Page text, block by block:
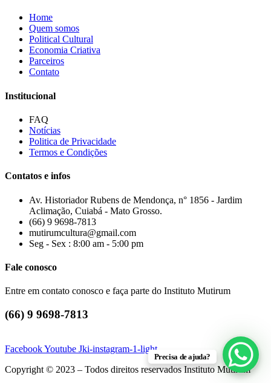
Home
Quem somos
Political Cultural
Economia Criativa
Parceiros
Contato
Institucional
FAQ
Notícias
Politica de Privacidade
Termos e Condições
Contatos e infos
Av. Historiador Rubens de Mendonça, n° 1856 - Jardim
Aclimação, Cuiabá - Mato Grosso.
(66) 9 9698-7813
mutirumcultura@gmail.com
Seg - Sex : 8:00 am - 5:00 pm
Fale conosco
Entre em contato conosco e faça parte do Instituto Mutirum
(66) 9 9698-7813
FacebookYoutube Jki-instagram-1-light
Copyright © 2023 – Todos direitos reservados Instituto Mutirum
Precisa de ajuda?